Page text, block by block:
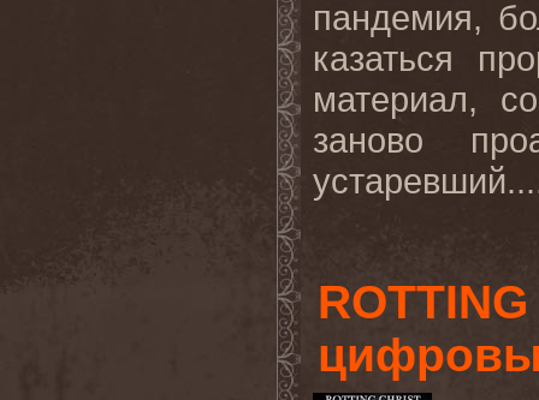
пандемия,
казаться
материал,
заново